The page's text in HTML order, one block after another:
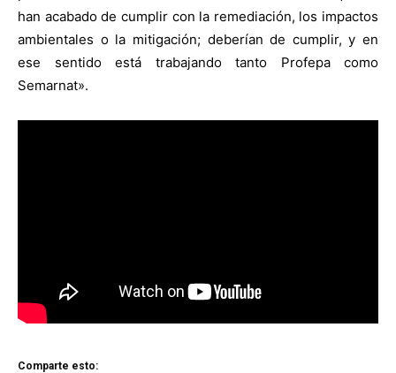
han acabado de cumplir con la remediación, los impactos
ambientales o la mitigación; deberían de cumplir, y en
ese sentido está trabajando tanto Profepa como
Semarnat».
Comparte esto: